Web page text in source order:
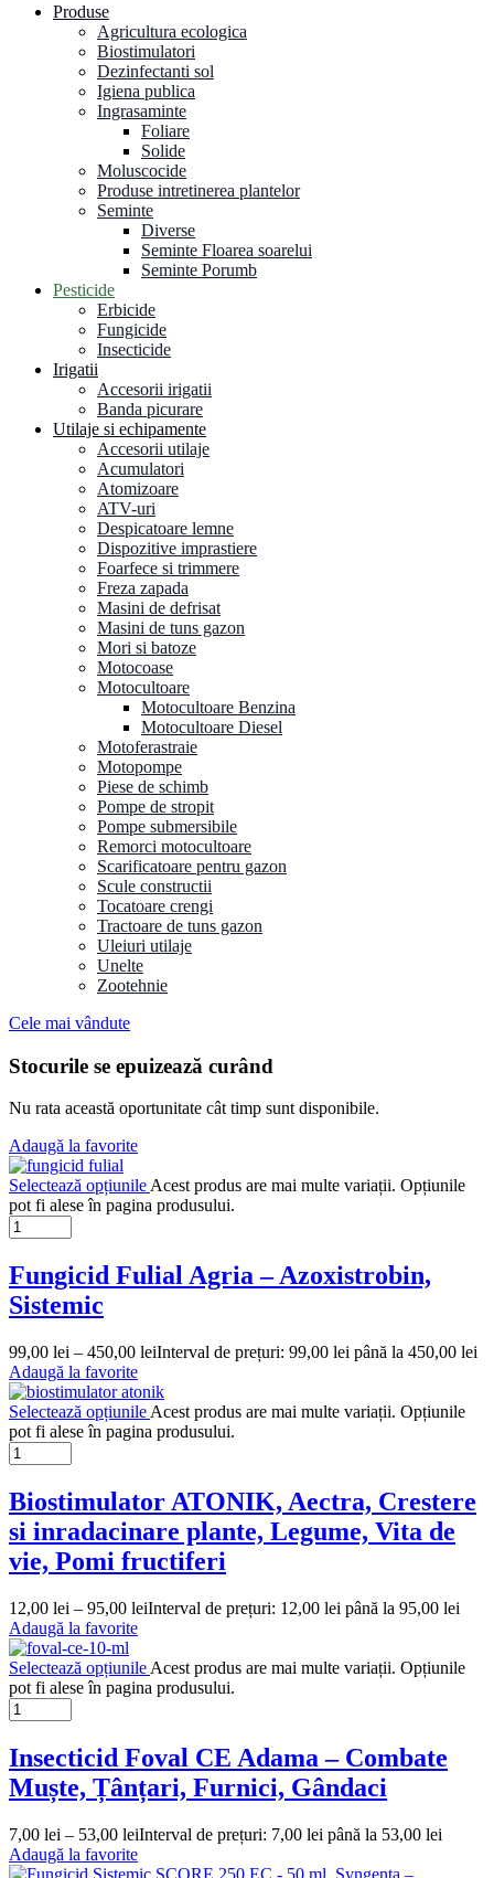
Produse
Agricultura ecologica
Biostimulatori
Dezinfectanti sol
Igiena publica
Ingrasaminte
Foliare
Solide
Moluscocide
Produse intretinerea plantelor
Seminte
Diverse
Seminte Floarea soarelui
Seminte Porumb
Pesticide
Erbicide
Fungicide
Insecticide
Irigatii
Accesorii irigatii
Banda picurare
Utilaje si echipamente
Accesorii utilaje
Acumulatori
Atomizoare
ATV-uri
Despicatoare lemne
Dispozitive imprastiere
Foarfece si trimmere
Freza zapada
Masini de defrisat
Masini de tuns gazon
Mori si batoze
Motocoase
Motocultoare
Motocultoare Benzina
Motocultoare Diesel
Motoferastraie
Motopompe
Piese de schimb
Pompe de stropit
Pompe submersibile
Remorci motocultoare
Scarificatoare pentru gazon
Scule constructii
Tocatoare crengi
Tractoare de tuns gazon
Uleiuri utilaje
Unelte
Zootehnie
Cele mai vândute
Stocurile se epuizează curând
Nu rata această oportunitate cât timp sunt disponibile.
Adaugă la favorite
Selectează opțiunile Acest produs are mai multe variații. Opțiunile
pot fi alese în pagina produsului.
Fungicid Fulial Agria – Azoxistrobin,
Sistemic
99,00 lei – 450,00 leiInterval de prețuri: 99,00 lei până la 450,00 lei
Adaugă la favorite
Selectează opțiunile Acest produs are mai multe variații. Opțiunile
pot fi alese în pagina produsului.
Biostimulator ATONIK, Aectra, Crestere
si inradacinare plante, Legume, Vita de
vie, Pomi fructiferi
12,00 lei – 95,00 leiInterval de prețuri: 12,00 lei până la 95,00 lei
Adaugă la favorite
Selectează opțiunile Acest produs are mai multe variații. Opțiunile
pot fi alese în pagina produsului.
Insecticid Foval CE Adama – Combate
Muște, Țânțari, Furnici, Gândaci
7,00 lei – 53,00 leiInterval de prețuri: 7,00 lei până la 53,00 lei
Adaugă la favorite